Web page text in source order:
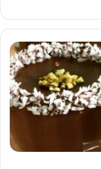
▪️125 gr
▪️1 çay
▪️yarım çay
▪️1 adet
▪️1 çay
▪️1 adet
▪️1 tatlı
SUPANGLE